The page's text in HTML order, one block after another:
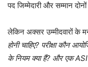
पद जिम्मेदारी और सम्मान
लेकिन अक्सर उम्मीदवारों के
होनी चाहिए? परीक्षा कौन
के नियम क्या हैं? और एक ASI